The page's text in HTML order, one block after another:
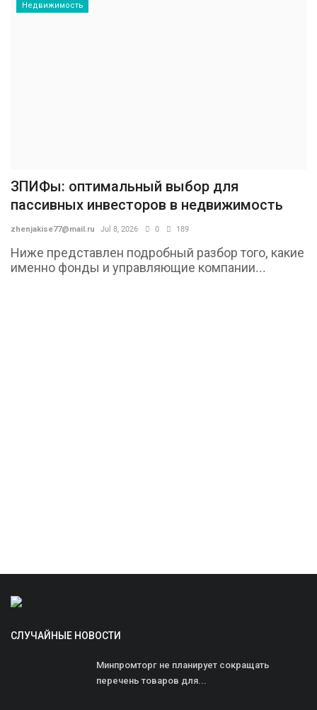
Недвижимость
ЗПИФы: оптимальный выбор для
пассивных инвесторов в недвижимость
zhenjakise77@mail.ru Jul 8, 2026 0 189
Ниже представлен подробный разбор того, какие
именно фонды и управляющие компании...
СЛУЧАЙНЫЕ НОВОСТИ
Минпромторг не планирует сокращать
перечень товаров для...